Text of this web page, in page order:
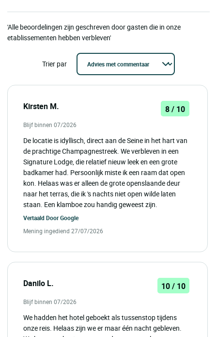
'Alle beoordelingen zijn geschreven door gasten die in onze
etablissementen hebben verbleven'
Trier par
Kirsten M. 8 / 10
Blijf binnen 07/2026
De locatie is idyllisch, direct aan de Seine in het hart van
de prachtige Champagnestreek. We verbleven in een
Signature Lodge, die relatief nieuw leek en een grote
badkamer had. Persoonlijk miste ik een raam dat open
kon. Helaas was er alleen de grote openslaande deur
naar het terras, die ik 's nachts niet open wilde laten
staan. Een klamboe zou handig geweest zijn.
Vertaald DoorGoogle
Mening ingediend 27/07/2026
Danilo L. 10 / 10
Blijf binnen 07/2026
We hadden het hotel geboekt als tussenstop tijdens
onze reis. Helaas zijn we er maar één nacht gebleven.